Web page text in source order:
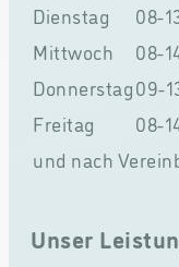
Dienstag
08-
Mittwoch
08-
Donnerstag09-
Freitag
08-
und nach
Unser